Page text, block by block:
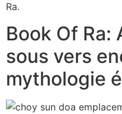
Ra.
Book Of Ra:
sous vers
mythologie